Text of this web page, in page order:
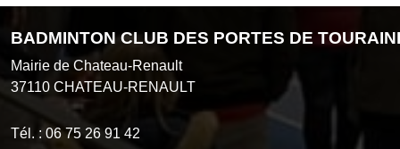
BADMINTON CLUB DES PORTES DE
Mairie de Chateau-Renault
37110 CHATEAU-RENAULT
Tél. : 06 75 26 91 42